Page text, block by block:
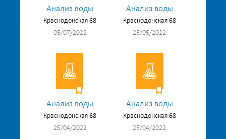
Анализ воды
Краснодонская 68
05/07/2022
Анализ воды
Краснодонская 68
25/05/2022
Анализ воды
Краснодонская 68
25/04/2022
Анализ воды
Краснодонская 68
25/04/2022